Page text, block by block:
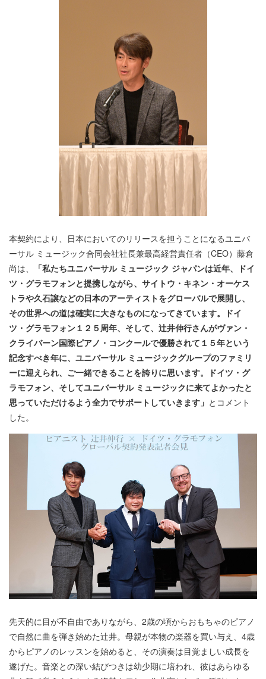
本契約により、日本においてのリリースを担うことになるユニバ
ーサル ミュージック合同会社社長兼最高経営責任者（CEO）藤倉
尚は、
「私たちユニバーサル ミュージック ジャパンは近年、ドイ
ツ・グラモフォンと提携しながら、サイトウ・キネン・オーケス
トラや久石譲などの日本のアーティストをグローバルで展開し、
その世界への道は確実に大きなものになってきています。ドイ
ツ・グラモフォン１２５周年、そして、辻井伸行さんがヴァン・
クライバーン国際ピアノ・コンクールで優勝されて１５年という
記念すべき年に、ユニバーサル ミュージックグループのファミリ
ーに迎えられ、ご一緒できることを誇りに思います。ドイツ・グ
ラモフォン、そしてユニバーサル ミュージックに来てよかったと
思っていただけるよう全力でサポートしていきます」 とコメント
した。
先天的に目が不自由でありながら、2歳の頃からおもちゃのピアノ
で自然に曲を弾き始めた辻井。母親が本物の楽器を買い与え、4歳
からピアノのレッスンを始めると、その演奏は目覚ましい成長を
遂げた。音楽との深い結びつきは幼少期に培われ、彼はあらゆる